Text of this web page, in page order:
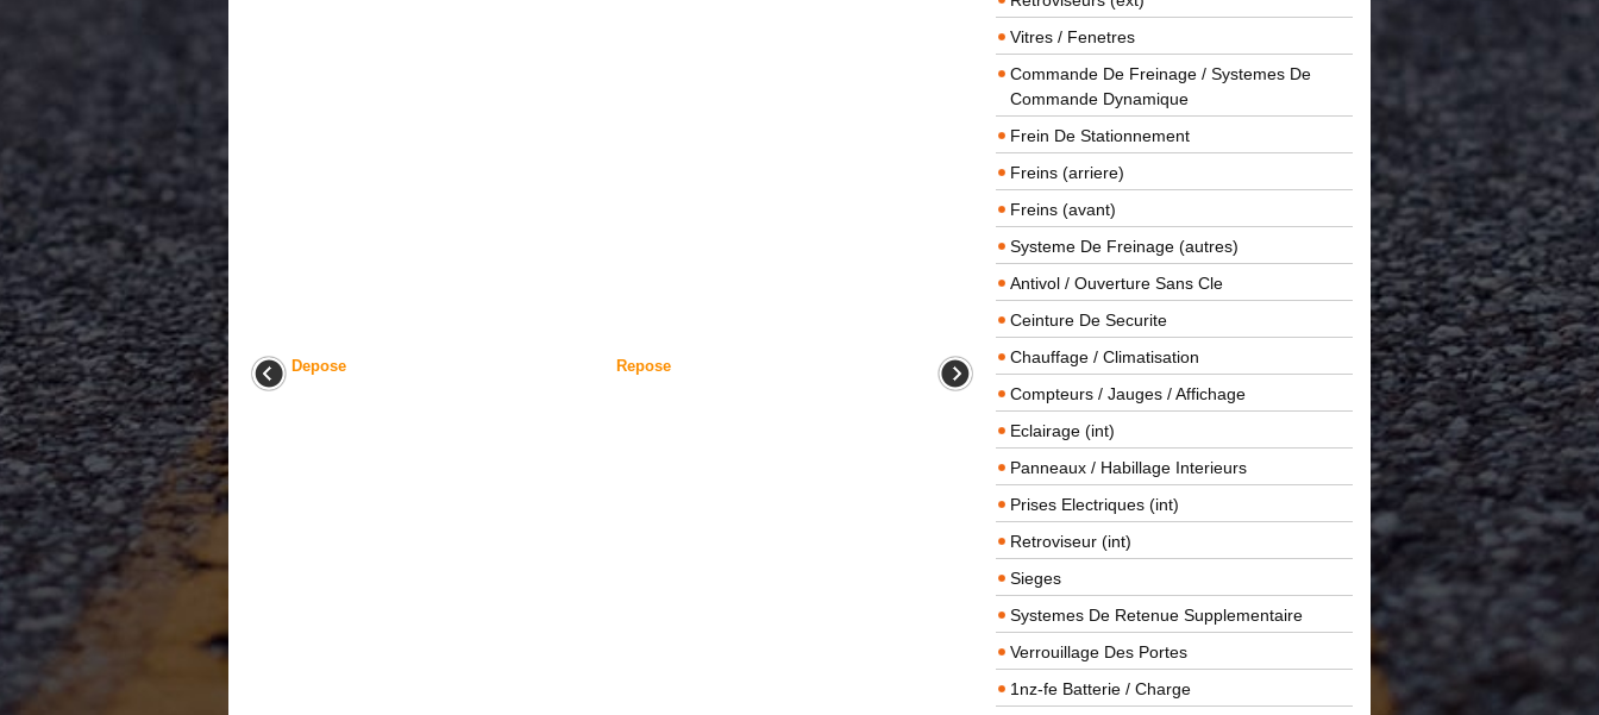
Depose Repose
Vitres / Fenetres
Commande De Freinage / Systemes De
Commande Dynamique
Frein De Stationnement
Freins (arriere)
Freins (avant)
Systeme De Freinage (autres)
Antivol / Ouverture Sans Cle
Ceinture De Securite
Chauffage / Climatisation
Compteurs / Jauges / Affichage
Eclairage (int)
Panneaux / Habillage Interieurs
Prises Electriques (int)
Retroviseur (int)
Sieges
Systemes De Retenue Supplementaire
Verrouillage Des Portes
1nz-fe Batterie / Charge